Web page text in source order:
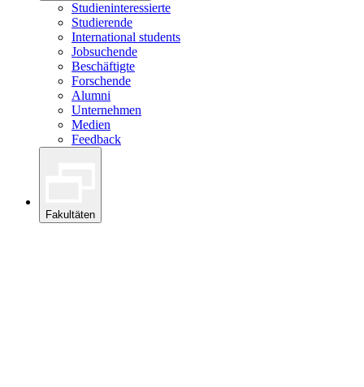
Studieninteressierte
Studierende
International students
Jobsuchende
Beschäftigte
Forschende
Alumni
Unternehmen
Medien
Feedback
Fakultäten